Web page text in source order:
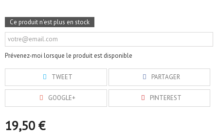
Ce produit n'est plus en stock
Prévenez-moi lorsque le produit est disponible
TWEET PARTAGER
GOOGLE+ PINTEREST
19,50 €